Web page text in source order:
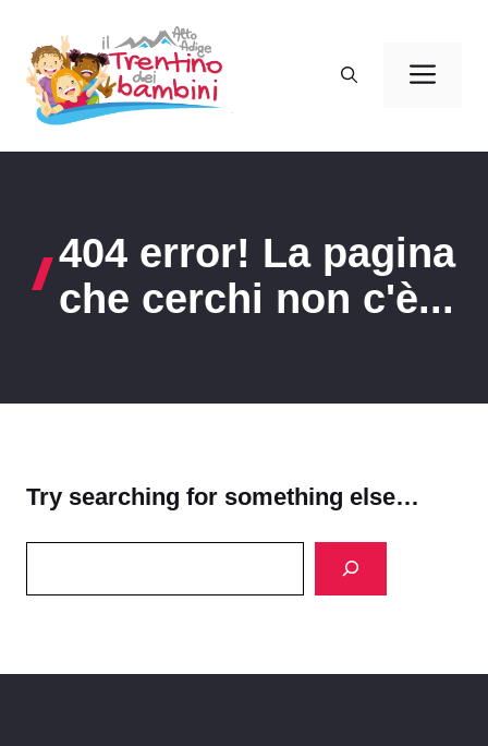
contenuto
404 error! La pagina
che cerchi non c'è...
Try searching for something else…